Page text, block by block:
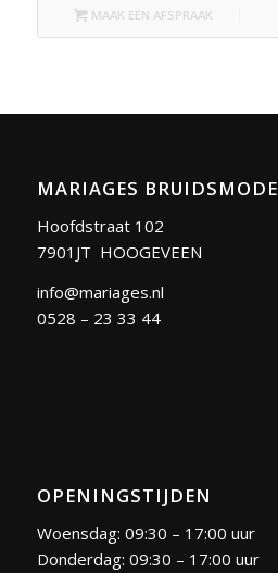
MAAK EEN AFSPRAAK
MARIAGES BRUIDSMODE
Hoofdstraat 102
7901JT HOOGEVEEN
info@mariages.nl
0528 – 23 33 44
OPENINGSTIJDEN
Woensdag: 09:30 – 17:00 uur
Donderdag: 09:30 – 17:00 uur